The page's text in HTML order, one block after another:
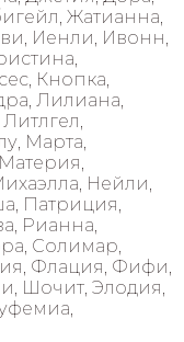
Жатианна,
Иенли, Ивонн,
Кнопка,
Лилиана,
Марта,
Нейли,
Патриция,
Рианна,
Солимар,
Флация, Фифи,
Шочит, Элодия,